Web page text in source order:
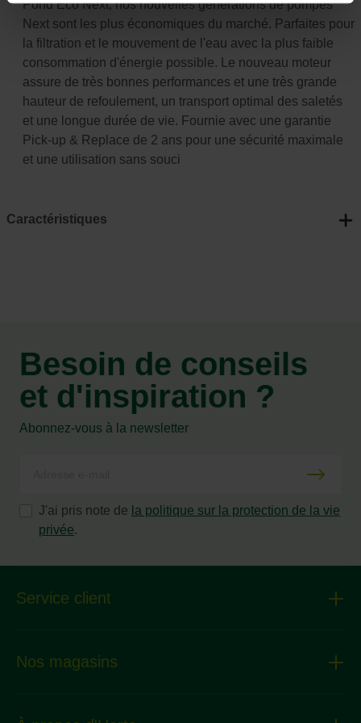
Pond Eco Next, nos nouvelles générations de pompes
Next sont les plus économiques du marché. Parfaites pour
la filtration et le mouvement de l'eau avec la plus faible
consommation d'énergie possible. Le nouveau moteur
assure de très bonnes performances et une très grande
hauteur de refoulement, un transport optimal des saletés
et une longue durée de vie. Fournie avec une garantie
Pick-up & Replace de 2 ans pour une sécurité maximale
et une utilisation sans souci
Caractéristiques
Besoin de conseils
et d'inspiration ?
Abonnez-vous à la newsletter
J'ai pris note de la politique sur la protection de la vie
privée.
Service client
Nos magasins